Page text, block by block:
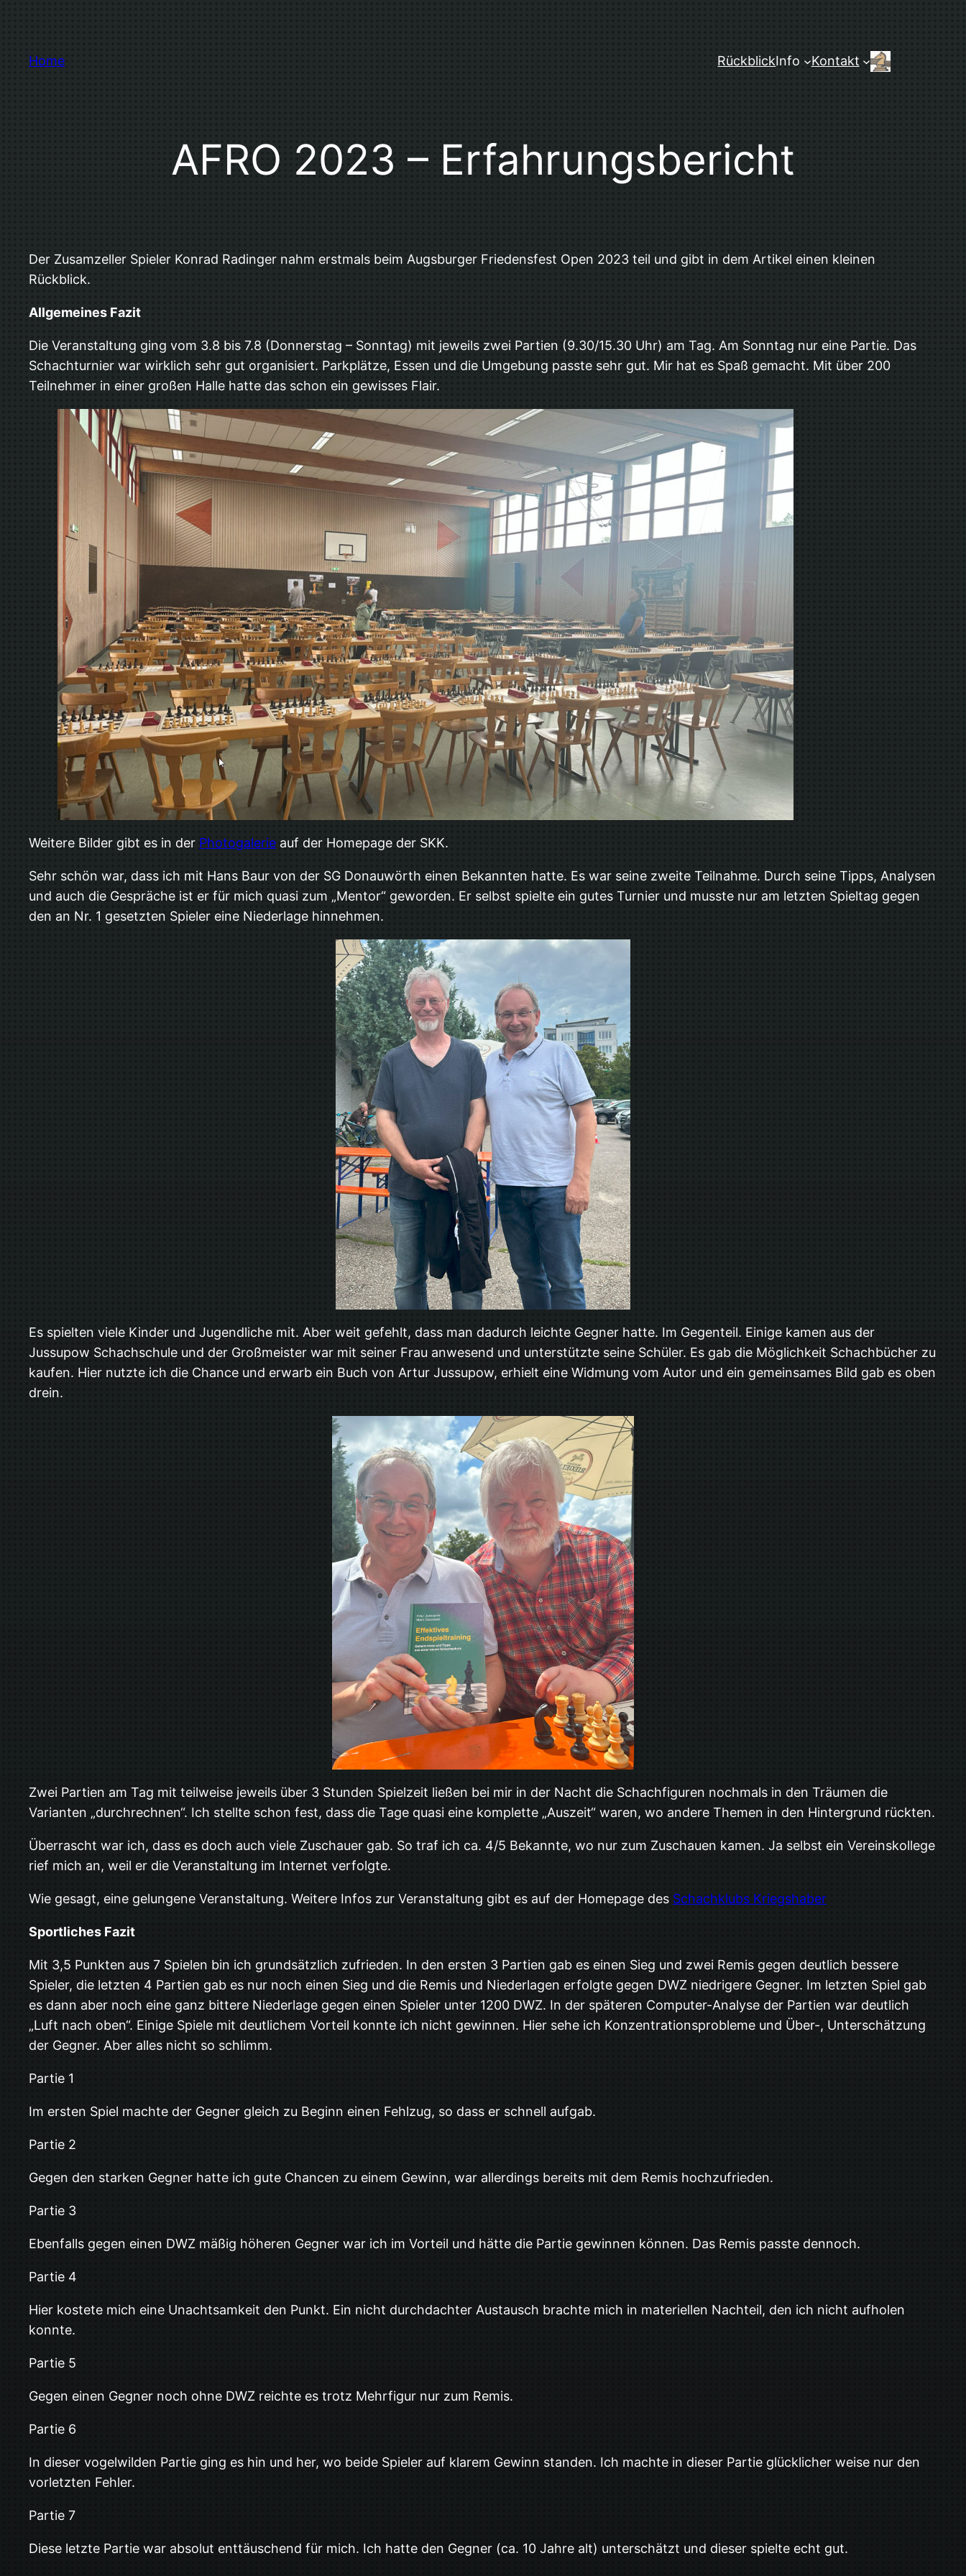
springen
Home RückblickInfo Kontakt
AFRO 2023 – Erfahrungsbericht
Der Zusamzeller Spieler Konrad Radinger nahm erstmals beim Augsburger Friedensfest Open 2023 teil und gibt in dem Artikel einen kleinen
Rückblick.
Allgemeines Fazit
Die Veranstaltung ging vom 3.8 bis 7.8 (Donnerstag – Sonntag) mit jeweils zwei Partien (9.30/15.30 Uhr) am Tag. Am Sonntag nur eine Partie. Das
Schachturnier war wirklich sehr gut organisiert. Parkplätze, Essen und die Umgebung passte sehr gut. Mir hat es Spaß gemacht. Mit über 200
Teilnehmer in einer großen Halle hatte das schon ein gewisses Flair.
Weitere Bilder gibt es in der Photogalerie auf der Homepage der SKK.
Sehr schön war, dass ich mit Hans Baur von der SG Donauwörth einen Bekannten hatte. Es war seine zweite Teilnahme. Durch seine Tipps, Analysen
und auch die Gespräche ist er für mich quasi zum „Mentor“ geworden. Er selbst spielte ein gutes Turnier und musste nur am letzten Spieltag gegen
den an Nr. 1 gesetzten Spieler eine Niederlage hinnehmen.
Es spielten viele Kinder und Jugendliche mit. Aber weit gefehlt, dass man dadurch leichte Gegner hatte. Im Gegenteil. Einige kamen aus der
Jussupow Schachschule und der Großmeister war mit seiner Frau anwesend und unterstützte seine Schüler. Es gab die Möglichkeit Schachbücher zu
kaufen. Hier nutzte ich die Chance und erwarb ein Buch von Artur Jussupow, erhielt eine Widmung vom Autor und ein gemeinsames Bild gab es oben
drein.
Zwei Partien am Tag mit teilweise jeweils über 3 Stunden Spielzeit ließen bei mir in der Nacht die Schachfiguren nochmals in den Träumen die
Varianten „durchrechnen“. Ich stellte schon fest, dass die Tage quasi eine komplette „Auszeit“ waren, wo andere Themen in den Hintergrund rückten.
Überrascht war ich, dass es doch auch viele Zuschauer gab. So traf ich ca. 4/5 Bekannte, wo nur zum Zuschauen kamen. Ja selbst ein Vereinskollege
rief mich an, weil er die Veranstaltung im Internet verfolgte.
Wie gesagt, eine gelungene Veranstaltung. Weitere Infos zur Veranstaltung gibt es auf der Homepage des Schachklubs Kriegshaber
Sportliches Fazit
Mit 3,5 Punkten aus 7 Spielen bin ich grundsätzlich zufrieden. In den ersten 3 Partien gab es einen Sieg und zwei Remis gegen deutlich bessere
Spieler, die letzten 4 Partien gab es nur noch einen Sieg und die Remis und Niederlagen erfolgte gegen DWZ niedrigere Gegner. Im letzten Spiel gab
es dann aber noch eine ganz bittere Niederlage gegen einen Spieler unter 1200 DWZ. In der späteren Computer-Analyse der Partien war deutlich
„Luft nach oben“. Einige Spiele mit deutlichem Vorteil konnte ich nicht gewinnen. Hier sehe ich Konzentrationsprobleme und Über-, Unterschätzung
der Gegner. Aber alles nicht so schlimm.
Partie 1
Im ersten Spiel machte der Gegner gleich zu Beginn einen Fehlzug, so dass er schnell aufgab.
Partie 2
Gegen den starken Gegner hatte ich gute Chancen zu einem Gewinn, war allerdings bereits mit dem Remis hochzufrieden.
Partie 3
Ebenfalls gegen einen DWZ mäßig höheren Gegner war ich im Vorteil und hätte die Partie gewinnen können. Das Remis passte dennoch.
Partie 4
Hier kostete mich eine Unachtsamkeit den Punkt. Ein nicht durchdachter Austausch brachte mich in materiellen Nachteil, den ich nicht aufholen
konnte.
Partie 5
Gegen einen Gegner noch ohne DWZ reichte es trotz Mehrfigur nur zum Remis.
Partie 6
In dieser vogelwilden Partie ging es hin und her, wo beide Spieler auf klarem Gewinn standen. Ich machte in dieser Partie glücklicher weise nur den
vorletzten Fehler.
Partie 7
Diese letzte Partie war absolut enttäuschend für mich. Ich hatte den Gegner (ca. 10 Jahre alt) unterschätzt und dieser spielte echt gut.